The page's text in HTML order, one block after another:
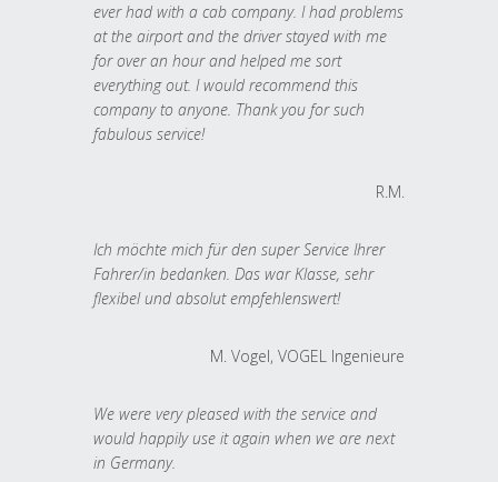
ever had with a cab company. I had problems
at the airport and the driver stayed with me
for over an hour and helped me sort
everything out. I would recommend this
company to anyone. Thank you for such
fabulous service!
R.M.
Ich möchte mich für den super Service Ihrer
Fahrer/in bedanken. Das war Klasse, sehr
flexibel und absolut empfehlenswert!
M. Vogel, VOGEL Ingenieure
We were very pleased with the service and
would happily use it again when we are next
in Germany.